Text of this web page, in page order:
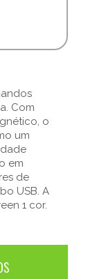
Com
o
um
em
de
USB. A
1 cor.